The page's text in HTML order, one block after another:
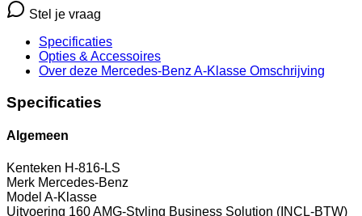
Stel je vraag
Specificaties
Opties & Accessoires
Over deze Mercedes-Benz A-Klasse Omschrijving
Specificaties
Algemeen
Kenteken H-816-LS
Merk Mercedes-Benz
Model A-Klasse
Uitvoering 160 AMG-Styling Business Solution (INCL-BTW)